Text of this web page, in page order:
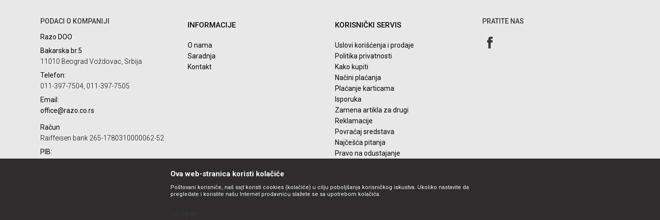
POŠALJI
PODACI O KOMPANIJI
Razo DOO
Bakarska br.5
11010 Beograd Voždovac, Srbija
Telefon:
011-397-7504, 011-397-7505
Email:
office@razo.co.rs
Račun
Raiffeisen bank 265-1780310000062-52
PIB:
INFORMACIJE
O nama
Saradnja
Kontakt
KORISNIČKI SERVIS
Uslovi korišćenja i prodaje
Politika privatnosti
Kako kupiti
Načini plaćanja
Plaćanje karticama
Isporuka
Zamena artikla za drugi
Reklamacije
Povraćaj sredstava
Najčešća pitanja
Pravo na odustajanje
PRATITE NAS
Ova web-stranica koristi kolačiće
Poštovani korisniče, naš sajt koristi cookies (kolačiće) u cilju poboljšanja korisničkog iskustva. Ukoliko nastavite da
pregledate i koristite našu Internet prodavnicu slažete se sa upotrebom kolačića.